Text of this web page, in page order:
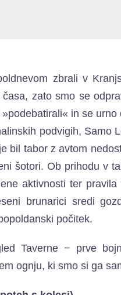
zbrali v
zato smo se
in se
podvigih, Samo
bil tabor z avtom
šotori. Ob prihodu v
aktivnosti ter
brunarici sredi
počitek.
Taverne − prve
ognju, ki smo si ga